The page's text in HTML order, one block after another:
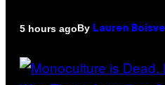
5 hours agoBy Lauren